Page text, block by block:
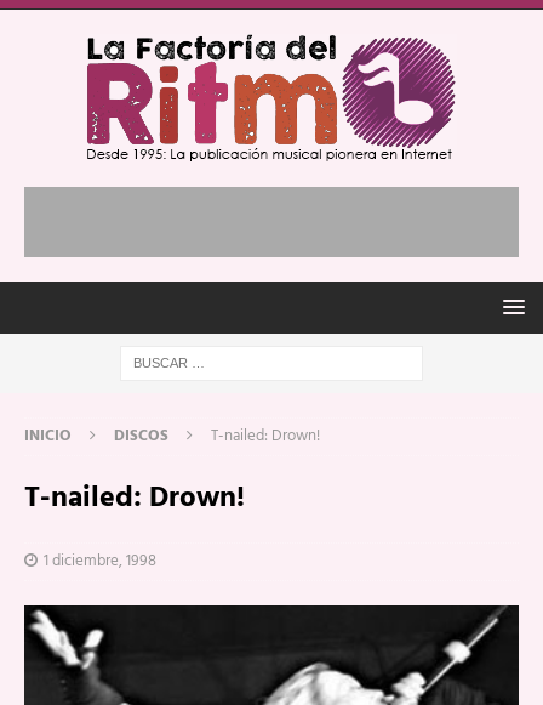
INICIO DISCOS T-nailed: Drown!
T-nailed: Drown!
1 diciembre, 1998